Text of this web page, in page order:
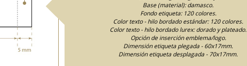
Base (material): damasco.
Fondo etiqueta: 120 colores.
Color texto - hilo bordado estándar: 120 colores.
Color texto - hilo bordado lurex: dorado y plateado.
Opción de inserción emblema/logo.
Dimensión etiqueta plegada - 60x17mm.
Dimensión etiqueta desplagada - 70x17mm.